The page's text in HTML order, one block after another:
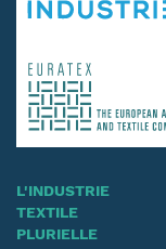
L'INDUSTRIE
TEXTILE
PLURIELLE